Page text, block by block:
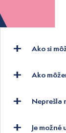
Ako si
Ako
Neprešla
Je